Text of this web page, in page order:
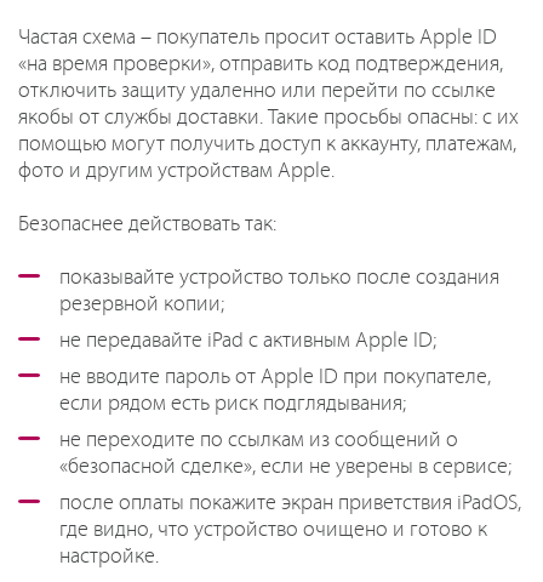
Частая схема – покупатель просит оставить Apple ID
«на время проверки», отправить код подтверждения,
отключить защиту удаленно или перейти по ссылке
якобы от службы доставки. Такие просьбы опасны: с их
помощью могут получить доступ к аккаунту, платежам,
фото и другим устройствам Apple.
Безопаснее действовать так:
показывайте устройство только после создания
резервной копии;
не передавайте iPad с активным Apple ID;
не вводите пароль от Apple ID при покупателе,
если рядом есть риск подглядывания;
не переходите по ссылкам из сообщений о
«безопасной сделке», если не уверены в сервисе;
после оплаты покажите экран приветствия iPadOS,
где видно, что устройство очищено и готово к
настройке.